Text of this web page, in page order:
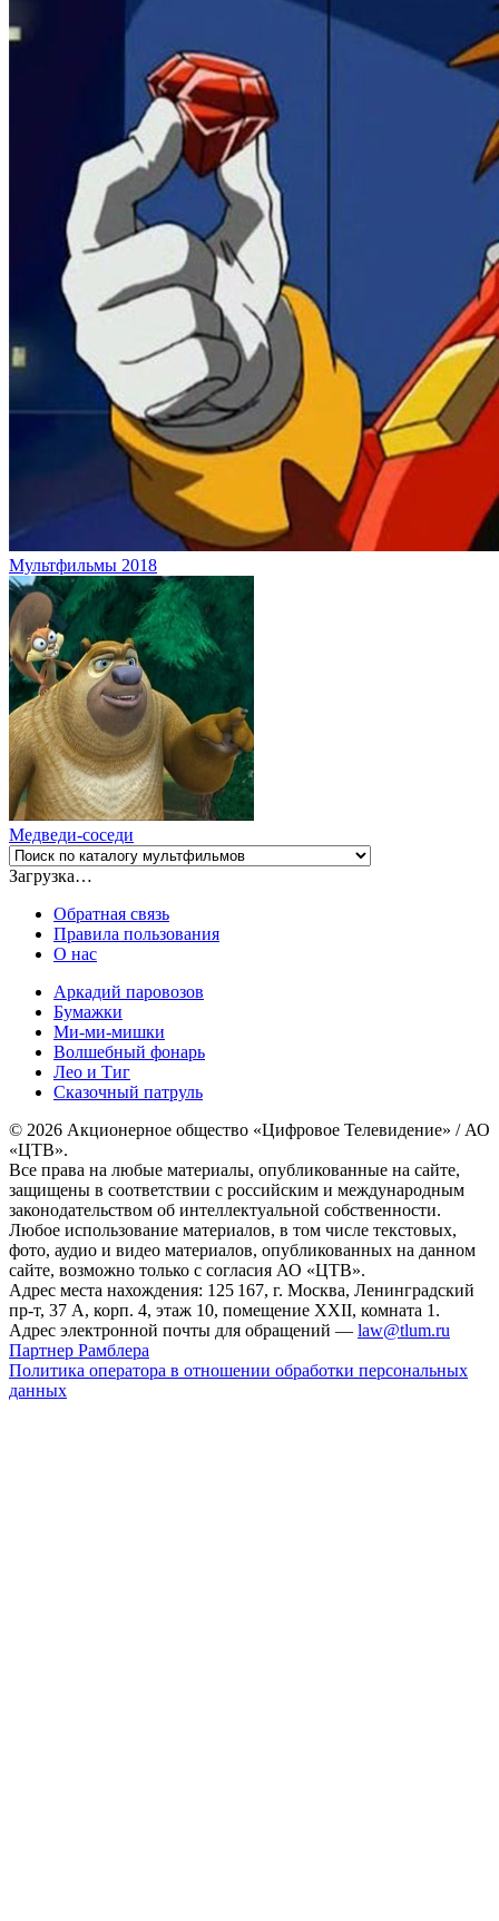
Мультфильмы 2018
Медведи-соседи
Загрузка…
Обратная связь
Правила пользования
О нас
Аркадий паровозов
Бумажки
Ми-ми-мишки
Волшебный фонарь
Лео и Тиг
Сказочный патруль
© 2026 Акционерное общество «Цифровое Телевидение» / АО
«ЦТВ».
Все права на любые материалы, опубликованные на сайте,
защищены в соответствии с российским и международным
законодательством об интеллектуальной собственности.
Любое использование материалов, в том числе текстовых,
фото, аудио и видео материалов, опубликованных на данном
сайте, возможно только с согласия АО «ЦТВ».
Адрес места нахождения: 125 167, г. Москва, Ленинградский
пр-т, 37 А, корп. 4, этаж 10, помещение XXII, комната 1.
Адрес электронной почты для обращений — law@tlum.ru
Партнер Рамблера
Политика оператора в отношении обработки персональных
данных